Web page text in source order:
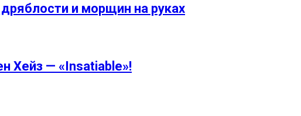
и морщин на руках
Хейз — «Insatiable»!